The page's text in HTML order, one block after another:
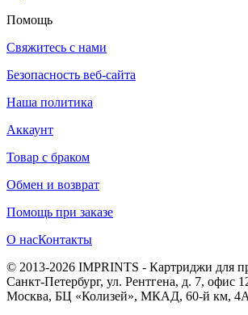
Помощь
Свяжитесь с нами
Безопасность веб-сайта
Наша политика
Аккаунт
Товар с браком
Обмен и возврат
Помощь при заказе
О насКонтакты
© 2013-2026 IMPRINTS - Картриджи для
Санкт-Петербург, ул. Рентгена, д. 7,
Москва, БЦ «Колизей», МКАД, 60-й км,